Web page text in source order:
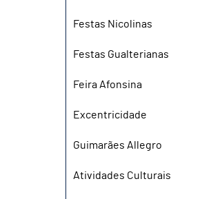
Festas Nicolinas
Festas Gualterianas
Feira Afonsina
Excentricidade
Guimarães Allegro
Atividades Culturais